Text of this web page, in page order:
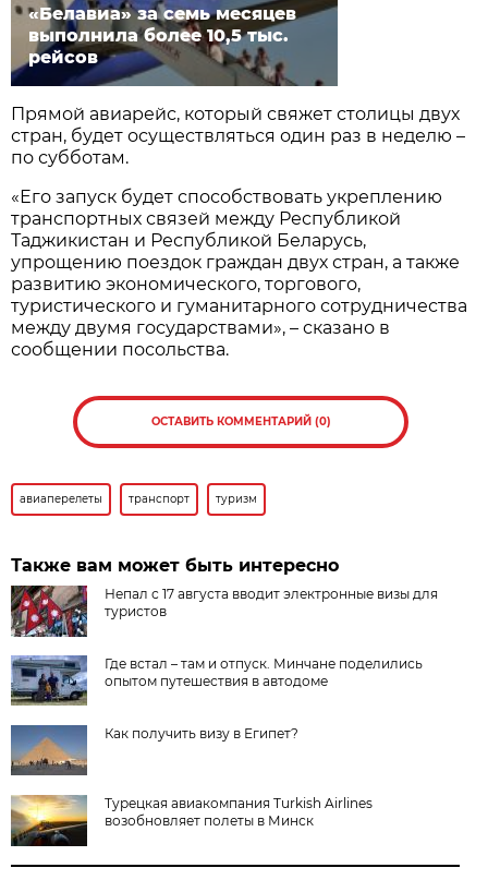
«Белавиа» за семь месяцев
выполнила более 10,5 тыс.
рейсов
Прямой авиарейс, который свяжет столицы двух
стран, будет осуществляться один раз в неделю –
по субботам.
«Его запуск будет способствовать укреплению
транспортных связей между Республикой
Таджикистан и Республикой Беларусь,
упрощению поездок граждан двух стран, а также
развитию экономического, торгового,
туристического и гуманитарного сотрудничества
между двумя государствами», – сказано в
сообщении посольства.
ОСТАВИТЬ КОММЕНТАРИЙ (0)
авиаперелеты транспорт туризм
Также вам может быть интересно
Непал с 17 августа вводит электронные визы для
туристов
Где встал – там и отпуск. Минчане поделились
опытом путешествия в автодоме
Как получить визу в Египет?
Турецкая авиакомпания Turkish Airlines
возобновляет полеты в Минск